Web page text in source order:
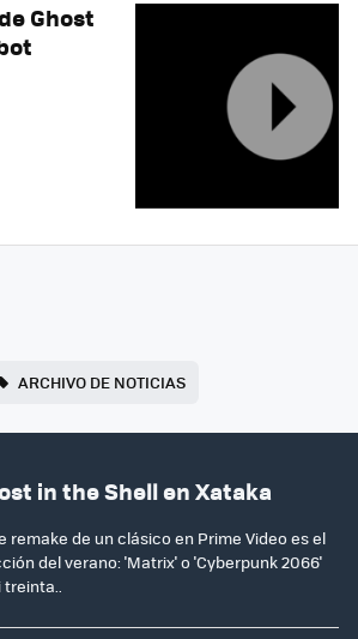
Ghost
ARCHIVO DE NOTICIAS
in the Shell en Xataka
remake de un clásico en Prime Video es el
del verano: 'Matrix' o 'Cyberpunk 2066'